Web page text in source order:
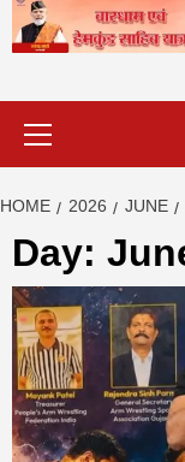
HOME 2026 JUNE
Day: